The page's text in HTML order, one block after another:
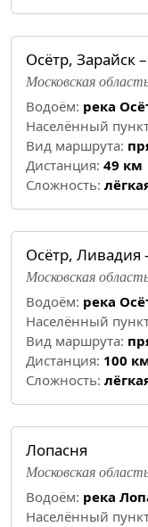
Осётр, Зарайск
Московская
Водоём: река
Населённый
Вид маршрута:
Дистанция: 49 км
Cложность:
Осётр, Ливадия
Московская
Водоём: река
Населённый
Вид маршрута:
Дистанция: 100
Cложность:
Лопасня
Московская
Водоём: река
Населённый